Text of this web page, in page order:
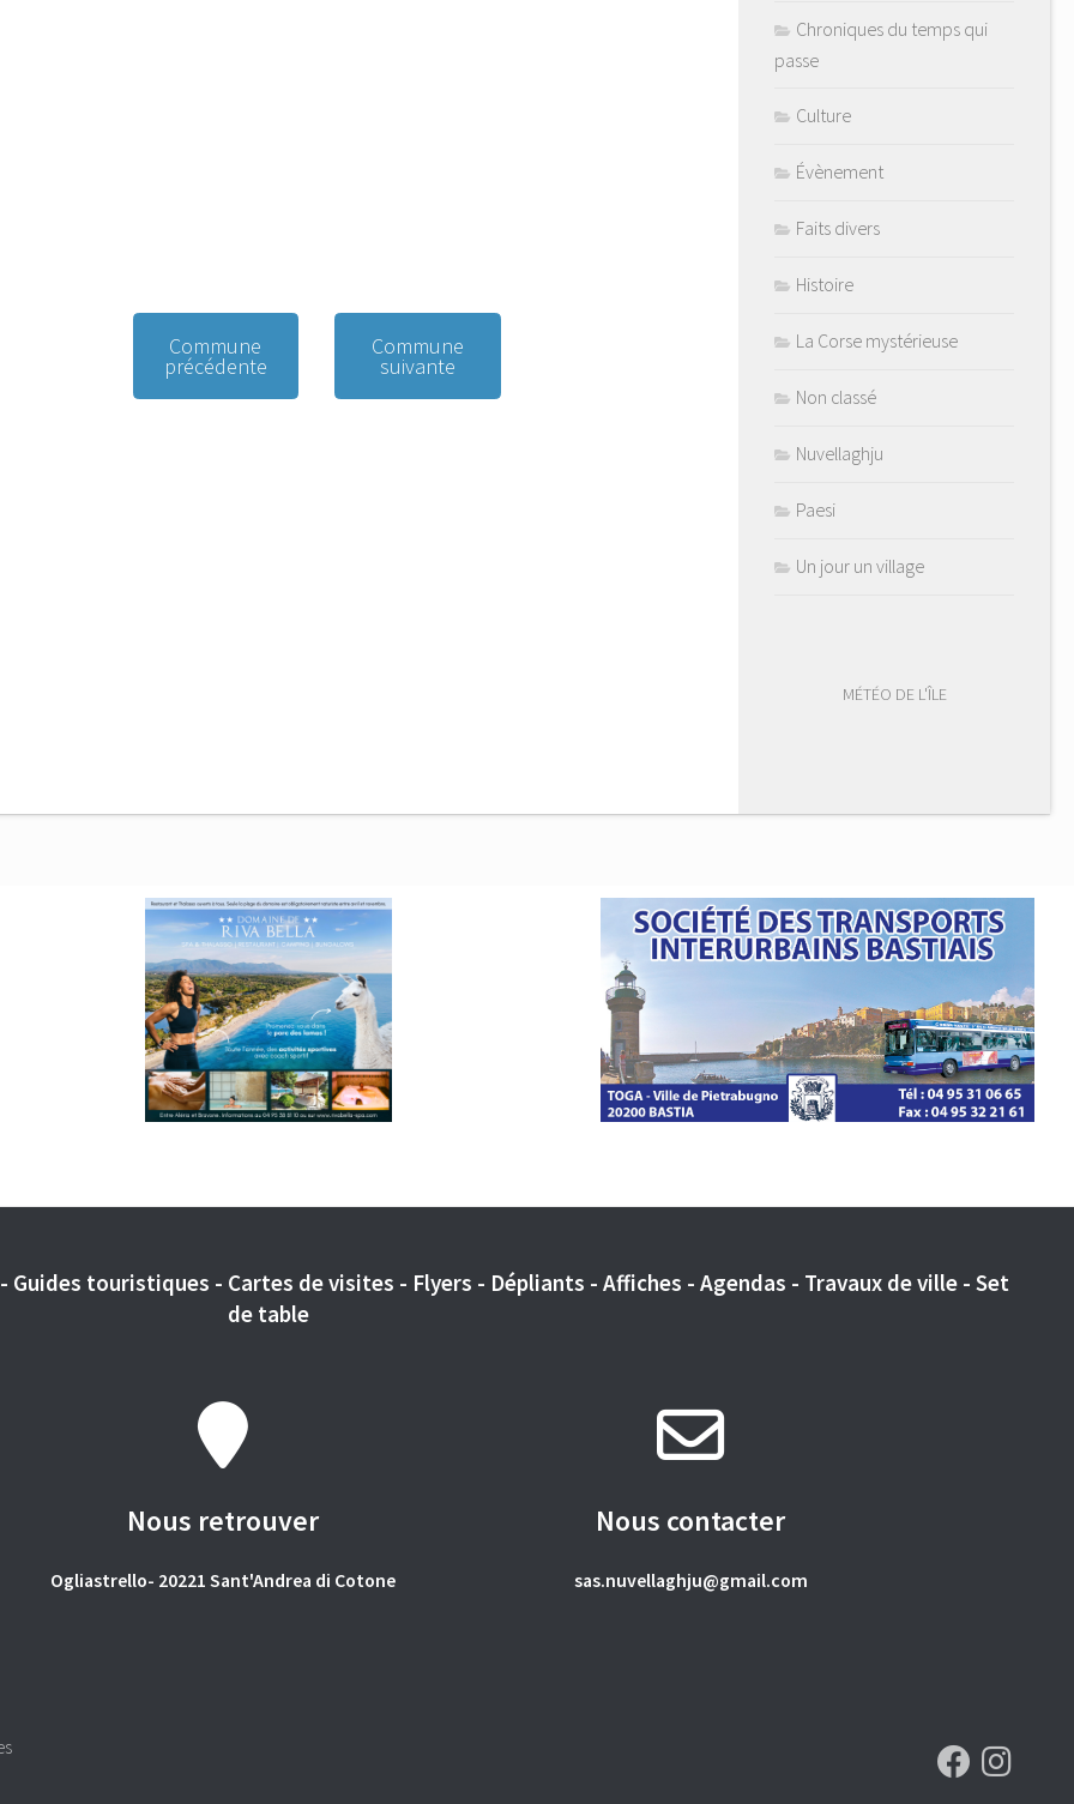
Commune
précédente
Commune
suivante
Chroniques du temps qui
passe
Culture
Évènement
Faits divers
Histoire
La Corse mystérieuse
Non classé
Nuvellaghju
Paesi
Un jour un village
MÉTÉO DE L'ÎLE
touristiques - Cartes de visites - Flyers - Dépliants - Affiches - Agendas - Travaux de ville - Set
de table
Nous retrouver
Ogliastrello- 20221 Sant'Andrea di Cotone
Nous contacter
sas.nuvellaghju@gmail.com